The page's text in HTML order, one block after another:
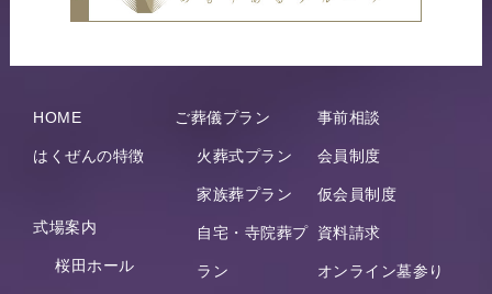
HOME
はくぜんの特徴
式場案内
桜田ホール
ご葬儀プラン
火葬式プラン
家族葬プラン
自宅・寺院葬プ
ラン
事前相談
会員制度
仮会員制度
資料請求
オンライン墓参り